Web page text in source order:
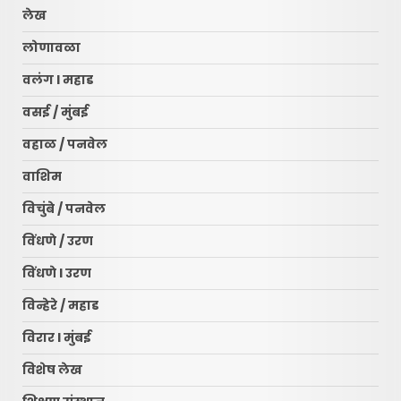
लेख
लोणावळा
वलंग l महाड
वसई / मुंबई
वहाळ / पनवेल
वाशिम
विचुंबे / पनवेल
विंधणे / उरण
विंधणे l उरण
विन्हेरे / महाड
विरार l मुंबई
विशेष लेख
3
l दि. १० जुलै २०२६
करणार – सचिन केणी…